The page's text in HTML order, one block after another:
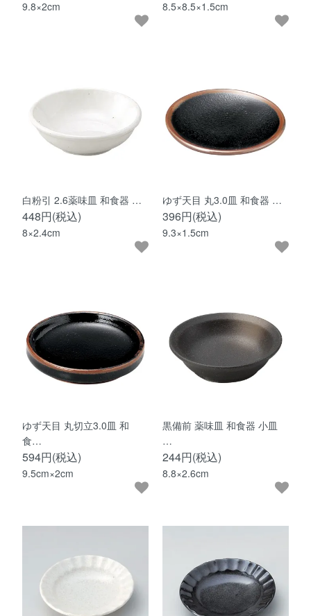
9.8×2cm 8.5×8.5×1.5cm
白粉引 2.6薬味皿 和食器 …
448円(税込)
8×2.4cm
ゆず天目 丸3.0皿 和食器 …
396円(税込)
9.3×1.5cm
ゆず天目 丸切立3.0皿 和
食…
594円(税込)
9.5cm×2cm
黒備前 薬味皿 和食器 小皿
…
244円(税込)
8.8×2.6cm